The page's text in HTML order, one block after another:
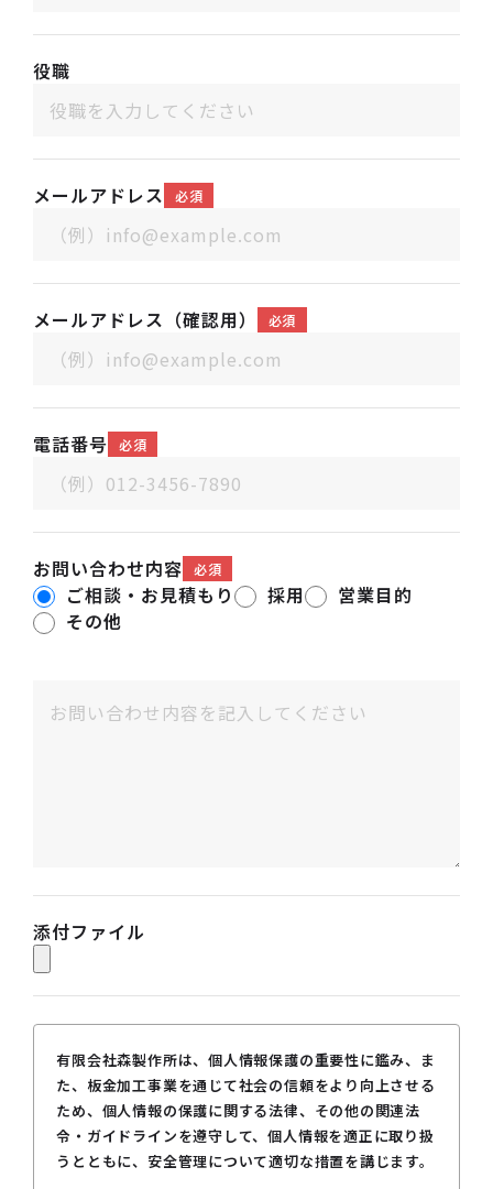
役職
メールアドレス 必須
メールアドレス（確認用） 必須
電話番号 必須
お問い合わせ内容 必須
ご相談・お見積もり 採用
営業目的
その他
添付ファイル
有限会社森製作所は、個人情報保護の重要性に鑑み、ま
た、板金加工事業を通じて社会の信頼をより向上させる
ため、個人情報の保護に関する法律、その他の関連法
令・ガイドラインを遵守して、個人情報を適正に取り扱
うとともに、安全管理について適切な措置を講じます。